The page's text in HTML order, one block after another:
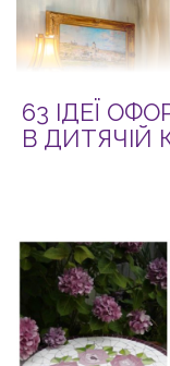
63 ІДЕЇ
В ДИТЯЧІЙ